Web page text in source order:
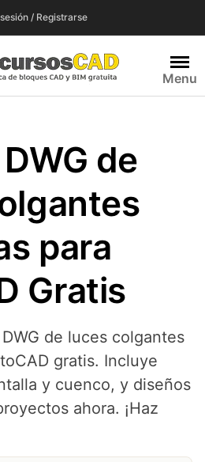
/ Registrarse
Menu
de
para
Gratis
de luces colgantes
gratis. Incluye
y cuenco, y diseños
ahora. ¡Haz